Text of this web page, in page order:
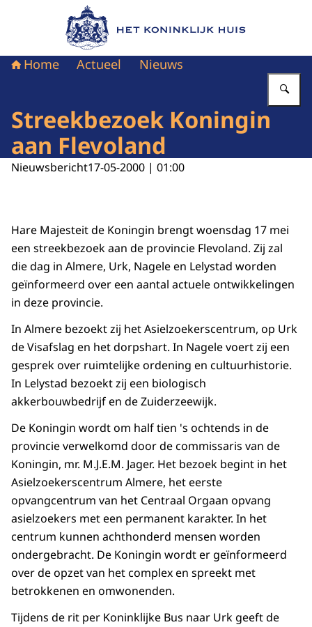
Naar de homepage van Het Koninklijk Huis
Home Actueel Nieuws
Streekbezoek Koningin
aan Flevoland
Nieuwsbericht17-05-2000 | 01:00
Hare Majesteit de Koningin brengt woensdag 17 mei
een streekbezoek aan de provincie Flevoland. Zij zal
die dag in Almere, Urk, Nagele en Lelystad worden
geïnformeerd over een aantal actuele ontwikkelingen
in deze provincie.
In Almere bezoekt zij het Asielzoekerscentrum, op Urk
de Visafslag en het dorpshart. In Nagele voert zij een
gesprek over ruimtelijke ordening en cultuurhistorie.
In Lelystad bezoekt zij een biologisch
akkerbouwbedrijf en de Zuiderzeewijk.
De Koningin wordt om half tien 's ochtends in de
provincie verwelkomd door de commissaris van de
Koningin, mr. M.J.E.M. Jager. Het bezoek begint in het
Asielzoekerscentrum Almere, het eerste
opvangcentrum van het Centraal Orgaan opvang
asielzoekers met een permanent karakter. In het
centrum kunnen achthonderd mensen worden
ondergebracht. De Koningin wordt er geïnformeerd
over de opzet van het complex en spreekt met
betrokkenen en omwonenden.
Tijdens de rit per Koninklijke Bus naar Urk geeft de